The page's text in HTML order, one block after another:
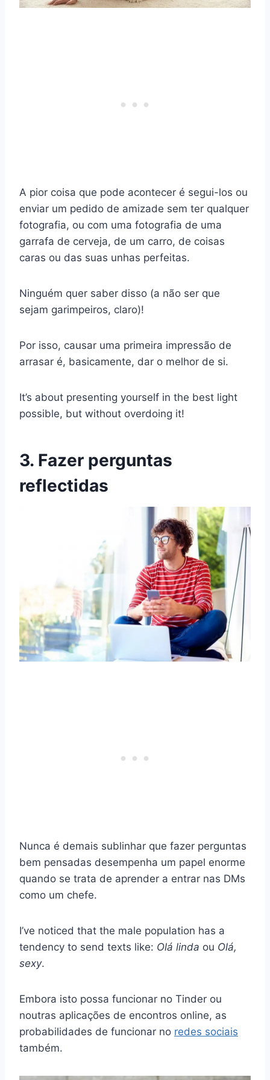
A pior coisa que pode acontecer é segui-los ou
enviar um pedido de amizade sem ter qualquer
fotografia, ou com uma fotografia de uma
garrafa de cerveja, de um carro, de coisas
caras ou das suas unhas perfeitas.
Ninguém quer saber disso (a não ser que
sejam garimpeiros, claro)!
Por isso, causar uma primeira impressão de
arrasar é, basicamente, dar o melhor de si.
It’s about presenting yourself in the best light
possible, but without overdoing it!
3. Fazer perguntas
reflectidas
Nunca é demais sublinhar que fazer perguntas
bem pensadas desempenha um papel enorme
quando se trata de aprender a entrar nas DMs
como um chefe.
I’ve noticed that the male population has a
tendency to send texts like: Olá linda ou Olá,
sexy.
Embora isto possa funcionar no Tinder ou
noutras aplicações de encontros online, as
probabilidades de funcionar no redes sociais
também.